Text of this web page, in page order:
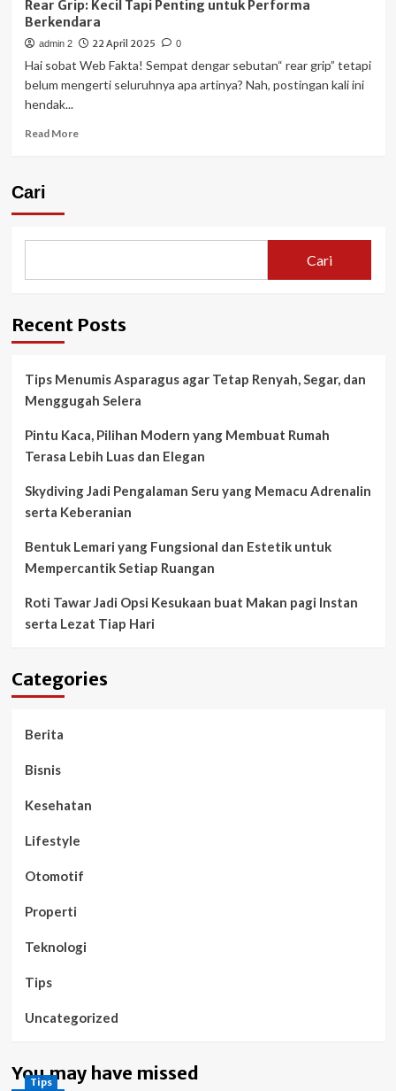
Rear Grip: Kecil Tapi Penting untuk Performa
Berkendara
admin 2 22 April 2025 0
Hai sobat Web Fakta! Sempat dengar sebutan“ rear grip” tetapi
belum mengerti seluruhnya apa artinya? Nah, postingan kali ini
hendak...
Read MoreRead
Performa
Cari
Cari
Recent Posts
Tips Menumis Asparagus agar Tetap Renyah, Segar, dan
Menggugah Selera
Pintu Kaca, Pilihan Modern yang Membuat Rumah
Terasa Lebih Luas dan Elegan
Skydiving Jadi Pengalaman Seru yang Memacu Adrenalin
serta Keberanian
Bentuk Lemari yang Fungsional dan Estetik untuk
Mempercantik Setiap Ruangan
Roti Tawar Jadi Opsi Kesukaan buat Makan pagi Instan
serta Lezat Tiap Hari
Categories
Berita
Bisnis
Kesehatan
Lifestyle
Otomotif
Properti
Teknologi
Tips
Uncategorized
You may have missed
Tips